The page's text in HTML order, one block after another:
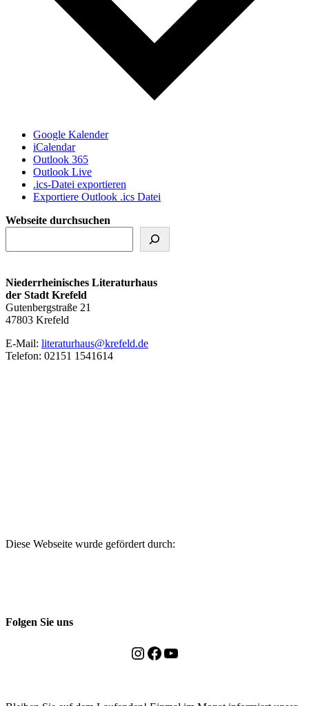
Google Kalender
iCalendar
Outlook 365
Outlook Live
.ics-Datei exportieren
Exportiere Outlook .ics Datei
Webseite durchsuchen
Niederrheinisches Literaturhaus
der Stadt Krefeld
Gutenbergstraße 21
47803 Krefeld
E‑Mail: literaturhaus@krefeld.de
Telefon: 02151 1541614
Diese Webseite wurde gefördert durch:
Folgen Sie uns
Instagram
Facebook
YouTube